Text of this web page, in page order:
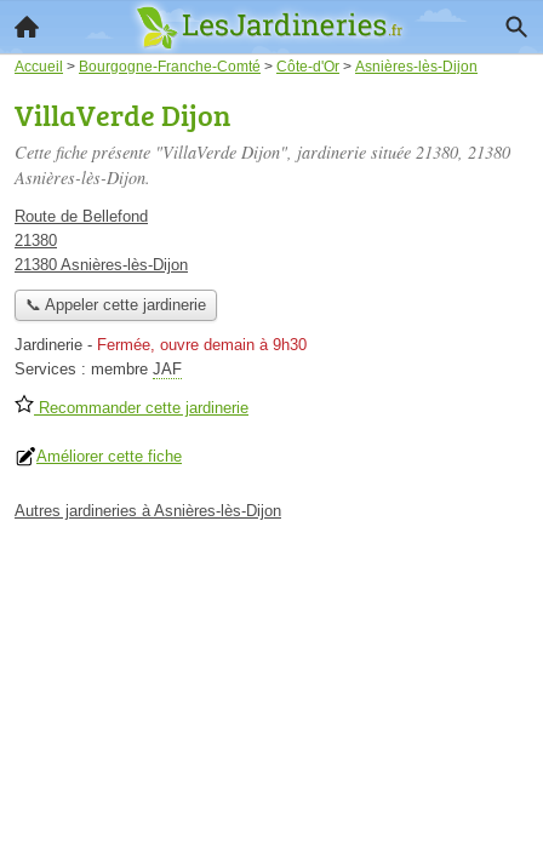
Accueil > Bourgogne-Franche-Comté > Côte-d'Or > Asnières-lès-Dijon
VillaVerde Dijon
Cette fiche présente "VillaVerde Dijon", jardinerie située 21380, 21380
Asnières-lès-Dijon.
Route de Bellefond
21380
21380 Asnières-lès-Dijon
📞 Appeler cette jardinerie
Jardinerie - Fermée, ouvre demain à 9h30
Services : membre JAF
Recommander cette jardinerie
Améliorer cette fiche
Autres jardineries à Asnières-lès-Dijon